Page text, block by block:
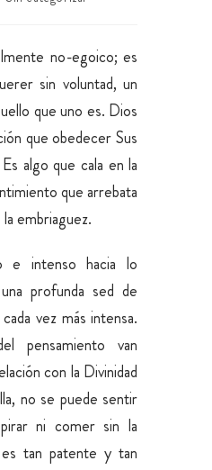
no-egoico; es
sin voluntad, un
que uno es. Dios
que obedecer Sus
algo que cala en la
que arrebata
embriaguez.
e intenso hacia lo
profunda sed de
vez más intensa.
pensamiento van
con la Divinidad
no se puede sentir
ni comer sin la
tan patente y tan